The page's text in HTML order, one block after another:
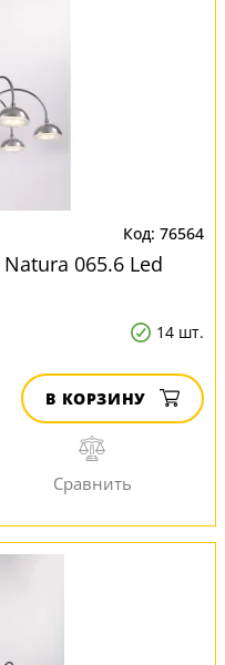
76564
065.6 Led
14 шт.
В КОРЗИНУ